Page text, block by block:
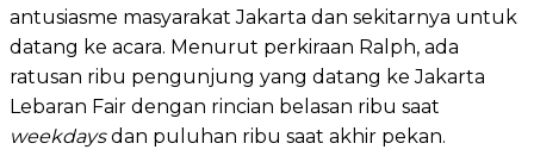
antusiasme masyarakat Jakarta dan sekitarnya untuk
datang ke acara. Menurut perkiraan Ralph, ada
ratusan ribu pengunjung yang datang ke Jakarta
Lebaran Fair dengan rincian belasan ribu saat
weekdaysdan puluhan ribu saat akhir pekan.